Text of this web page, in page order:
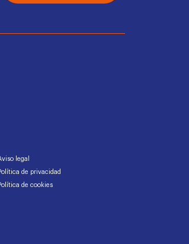
legal
de privacidad
de cookies